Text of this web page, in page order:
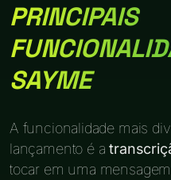
PRINCIPAIS
SAYME
A funcionalidade mais
lançamento é a
tocar em uma